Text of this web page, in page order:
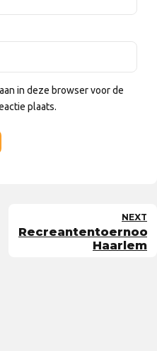
in deze browser voor de
plaats.
NEXT
Recreantentoernooi
Haarlem